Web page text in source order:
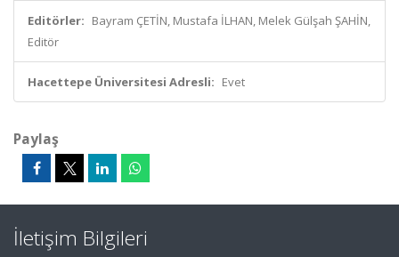
Editörler: Bayram ÇETİN, Mustafa İLHAN, Melek Gülşah ŞAHİN,
Editör
Hacettepe Üniversitesi Adresli: Evet
Paylaş
İletişim Bilgileri